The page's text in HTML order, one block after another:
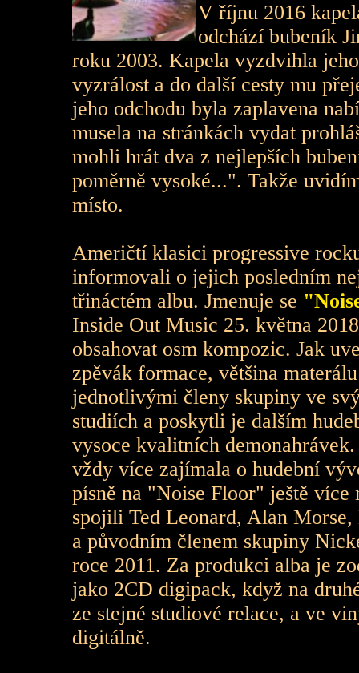
V říjnu 2016
odchází bubeník
roku 2003. Kapela vyzdvihla
vyzrálost a do další cesty mu
jeho odchodu byla zaplavena
musela na stránkách vydat
mohli hrát dva z nejlepších
poměrně vysoké...". Takže
místo.
Američtí klasici progressive
informovali o jejich posledním
třináctém albu. Jmenuje se
Inside Out Music 25. května
obsahovat osm kompozic. Jak
zpěvák formace, většina
jednotlivými členy skupiny ve
studiích a poskytli je dalším
vysoce kvalitních
vždy více zajímala o hudební
písně na "Noise Floor" ještě
spojili Ted Leonard, Alan
a původním členem skupiny
roce 2011. Za produkci alba je
jako 2CD digipack, když na
ze stejné studiové relace, a ve
digitálně.